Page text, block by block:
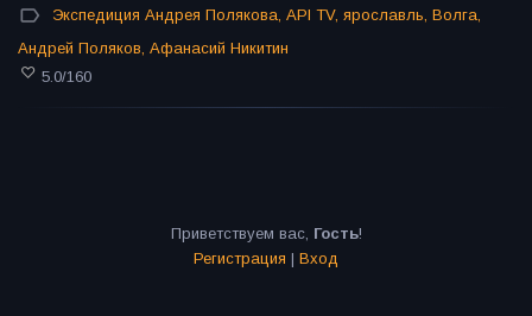
Экспедиция Андрея Полякова, API TV, ярославль, Волга,
Андрей Поляков, Афанасий Никитин
5.0/160
Приветствуем вас, Гость!
Регистрация | Вход